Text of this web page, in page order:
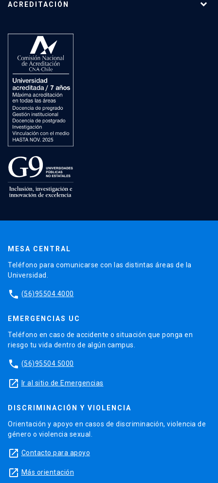
ACREDITACIÓN
MESA CENTRAL
Teléfono para comunicarse con las distintas áreas de la
Universidad.
phone (56)95504 4000
EMERGENCIAS UC
Teléfono en caso de accidente o situación que ponga en
riesgo tu vida dentro de algún campus.
phone (56)95504 5000
launch Ir al sitio de Emergencias
DISCRIMINACIÓN Y VIOLENCIA
Orientación y apoyo en casos de discriminación, violencia de
género o violencia sexual.
launch Contacto para apoyo
launch Más orientación